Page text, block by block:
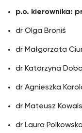
p.o. kierownika:
dr Olga Broniś
dr Małgorzata
dr Katarzyna
dr Agnieszka
dr Mateusz
dr Laura Polkowska